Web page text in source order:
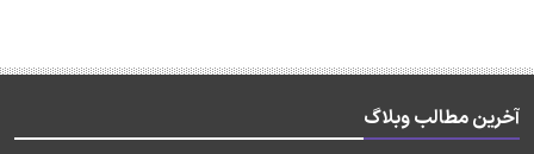
آخرین مطالب وبلاگ